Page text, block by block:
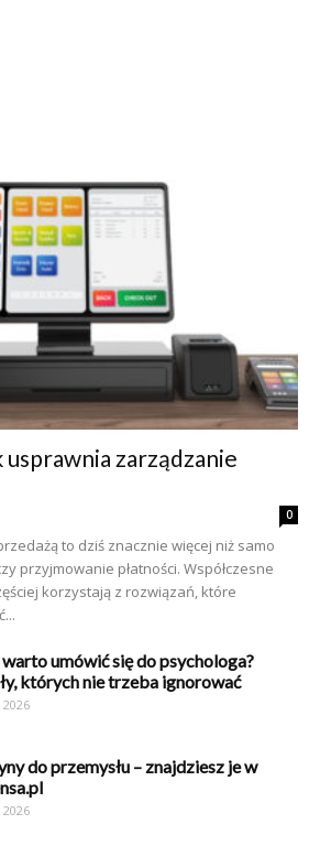
usprawnia zarządzanie
0
to dziś znacznie więcej niż samo
przyjmowanie płatności. Współczesne
korzystają z rozwiązań, które
umówić się do psychologa?
których nie trzeba ignorować
do przemysłu – znajdziesz je w